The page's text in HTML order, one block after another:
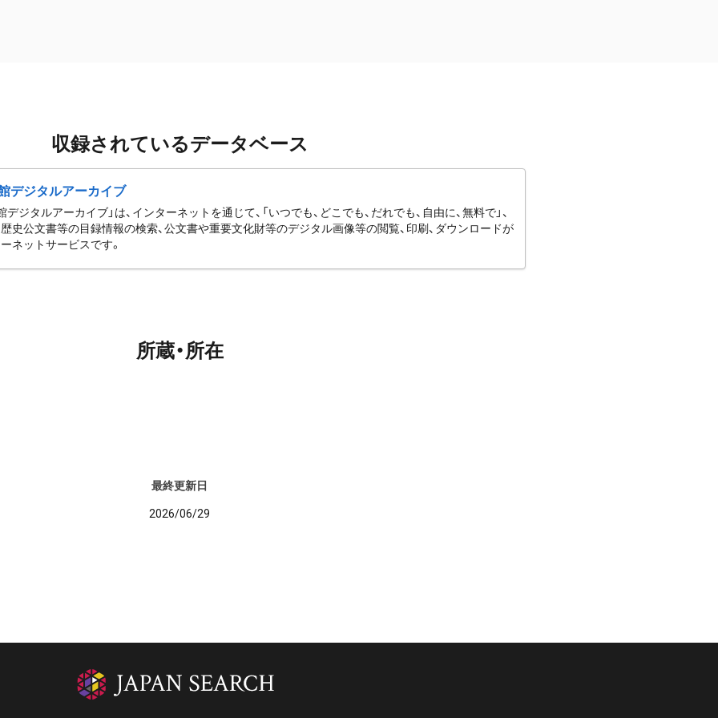
収録されているデータベース
デジタルアーカイブ
デジタルアーカイブ」は、インターネットを通じて、「いつでも、どこでも、だれでも、自由に、無料で」、
史公文書等の目録情報の検索、公文書や重要文化財等のデジタル画像等の閲覧、印刷、ダウンロードが
ネットサービスです。
所蔵・所在
最終更新日
2026/06/29